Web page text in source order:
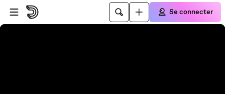
Passer au player
Passer au contenu principal
Se connecter